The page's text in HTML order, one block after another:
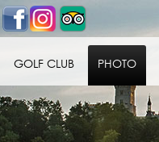
GOLF CLUB PHOTO